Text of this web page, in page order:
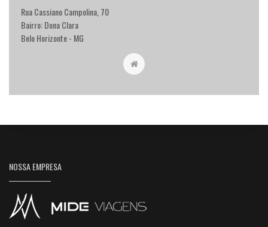
Rua Cassiano Campolina, 70
Bairro: Dona Clara
Belo Horizonte - MG
NOSSA EMPRESA